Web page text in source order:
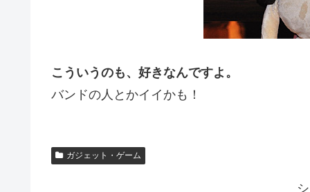
こういうのも、好きなんですよ。
バンドの人とかイイかも！
ガジェット・ゲーム